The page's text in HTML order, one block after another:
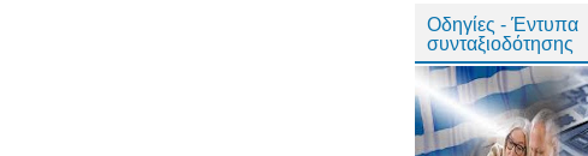
Οδηγίες - Έντυπα
συνταξιοδότησης